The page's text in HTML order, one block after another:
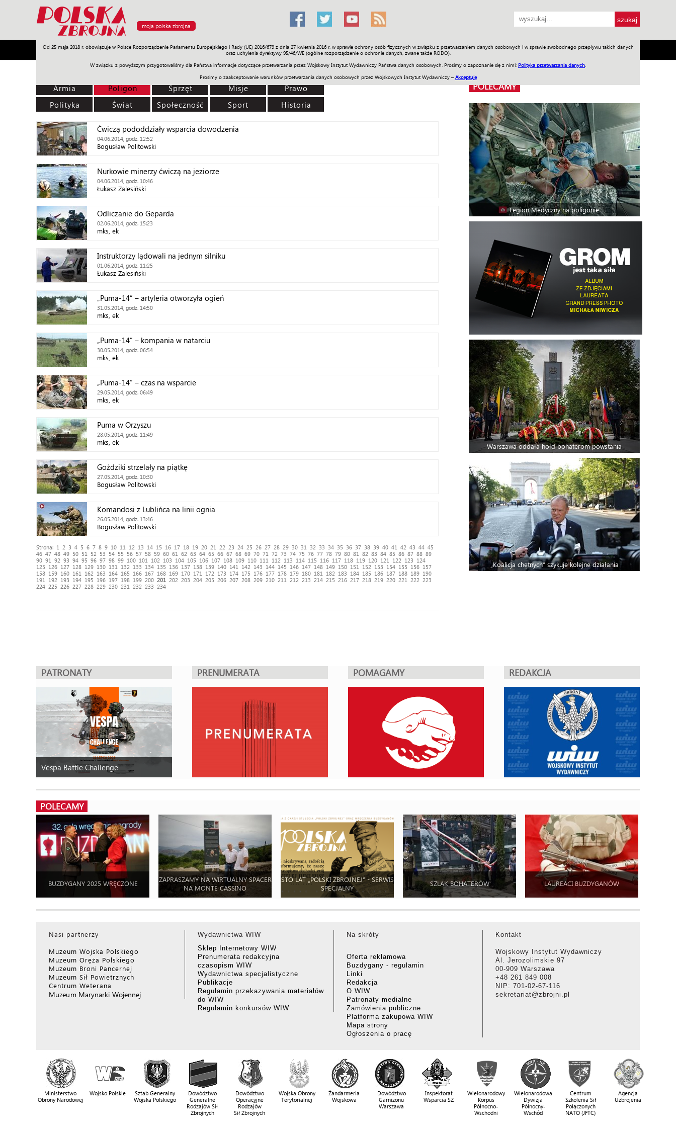
moja polska zbrojna
Od 25 maja 2018 r. obowiązuje w Polsce Rozporządzenie Parlamentu Europejskiego i Rady (UE) 2016/679 z dnia 27 kwietnia 2016 r. w sprawie ochrony osób fizycznych w związku z przetwarzaniem danych osobowych i w sprawie swobodnego przepływu takich danych
oraz uchylenia dyrektywy 95/46/WE (ogólne rozporządzenie o ochronie danych, zwane także RODO).
W związku z powyższym przygotowaliśmy dla Państwa informacje dotyczące przetwarzania przez Wojskowy Instytut Wydawniczy Państwa danych osobowych. Prosimy o zapoznanie się z nimi: Polityka przetwarzania danych
Prosimy o zaakceptowanie warunków przetwarzania danych osobowych przez Wojskowych Instytut Wydawniczy – Akceptuję
Armia Poligon Sprzęt Misje Polityka Prawo Świat Społeczność Sport Historia Galerie Wideo ENGLISH SKLEP Jednodniówki Praca w WIW
Armia Poligon Sprzęt Misje
Prawo
Polityka
Świat Społeczność Sport Historia
Ćwiczą pododdziały wsparcia dowodzenia
04.06.2014, godz. 12:52
Bogusław Politowski
Nurkowie minerzy ćwiczą na jeziorze
04.06.2014, godz. 10:46
Łukasz Zalesiński
Odliczanie do Geparda
02.06.2014, godz. 15:23
mks, ek
Instruktorzy lądowali na jednym silniku
01.06.2014, godz. 11:25
Łukasz Zalesiński
„Puma-14” – artyleria otworzyła ogień
31.05.2014, godz. 14:50
mks, ek
„Puma-14” – kompania w natarciu
30.05.2014, godz. 06:54
mks, ek
„Puma-14” – czas na wsparcie
29.05.2014, godz. 06:49
mks, ek
Puma w Orzyszu
28.05.2014, godz. 11:49
mks, ek
Goździki strzelały na piątkę
27.05.2014, godz. 10:30
Bogusław Politowski
Komandosi z Lublińca na linii ognia
26.05.2014, godz. 13:46
Bogusław Politowski
Strona: 1 2 3 4 5 6 7 8 9 10 11 12 13 14 15 16 17 18 19 20 21 22 23 24 25 26 27 28 29 30 31 32 33 34 35 36 37 38 39 40 41 42 43 44 45
46 47 48 49 50 51 52 53 54 55 56 57 58 59 60 61 62 63 64 65 66 67 68 69 70 71 72 73 74 75 76 77 78 79 80 81 82 83 84 85 86 87 88 89
90 91 92 93 94 95 96 97 98 99 100 101 102 103 104 105 106 107 108 109 110 111 112 113 114 115 116 117 118 119 120 121 122 123
124
125
126 127 128 129 130 131 132 133 134 135 136 137 138 139 140 141 142 143 144 145 146 147 148 149 150 151 152 153 154 155 156 157
158 159 160 161 162 163 164 165 166 167 168 169 170 171 172 173 174 175 176 177 178 179 180 181 182 183 184 185 186 187 188 189 190
191
192 193 194 195 196 197 198 199 200 201 202 203 204 205 206 207 208 209 210 211 212 213 214 215 216 217 218 219 220 221 222
223
224 225 226 227 228 229 230 231 232 233 234
POLECAMY
Legion Medyczny na poligonie
Warszawa oddała hołd bohaterom powstania
„Koalicja chętnych” szykuje kolejne działania
PATRONATY
Vespa Battle Challenge
PRENUMERATA POMAGAMY REDAKCJA
POLECAMY
BUZDYGANY 2025 WRĘCZONE
ZAPRASZAMY NA WIRTUALNY SPACER
NA MONTE CASSINO
STO LAT „POLSKI ZBROJNEJ” - SERWIS
SPECJALNY
SZLAK BOHATERÓW LAUREACI BUZDYGANÓW
Nasi partnerzy
Muzeum Wojska Polskiego
Muzeum Oręża Polskiego
Muzeum Broni Pancernej
Muzeum Sił Powietrznych
Centrum Weterana
Muzeum Marynarki Wojennej
Wydawnictwa WIW
Sklep Internetowy WIW
Prenumerata redakcyjna
czasopism WIW
Wydawnictwa specjalistyczne
Publikacje
Regulamin przekazywania materiałów
do WIW
Regulamin konkursów WIW
Na skróty
Oferta reklamowa
Buzdygany - regulamin
Linki
Redakcja
O WIW
Patronaty medialne
Zamówienia publiczne
Platforma zakupowa WIW
Mapa strony
Ogłoszenia o pracę
Kontakt
Wojskowy Instytut Wydawniczy
Al. Jerozolimskie 97
00-909 Warszawa
+48 261 849 008
NIP: 701-02-67-116
sekretariat@zbrojni.pl
Ministerstwo
Obrony Narodowej
Wojsko Polskie
Sztab Generalny
Wojska Polskiego
Dowództwo
Generalne
Rodzajów Sił
Zbrojnych
Dowództwo
Operacyjne
Rodzajów
Sił Zbrojnych
Wojska Obrony
Terytorialnej
Żandarmeria
Wojskowa
Dowództwo
Garnizonu
Warszawa
Inspektorat
Wsparcia SZ
Wielonarodowy
Korpus
Północno-
Wschodni
Wielonarodowa
Dywizja
Północny-
Wschód
Centrum
Szkolenia Sił
Połączonych
NATO (JFTC)
Agencja
Uzbrojenia